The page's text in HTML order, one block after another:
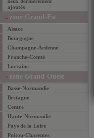
ajoutés
zone Grand-Est
Alsace
Bourgogne
Champagne-Ardenne
Franche-Comté
Lorraine
zone Grand-Ouest
Basse-Normandie
Bretagne
Centre
Haute-Normandie
Pays de la Loire
Poitou-Charentes